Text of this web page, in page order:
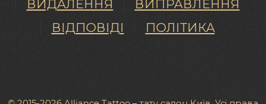
ВИДАЛЕННЯ
ВИПРАВЛЕННЯ
ВІДПОВІДІ
ПОЛІТИКА